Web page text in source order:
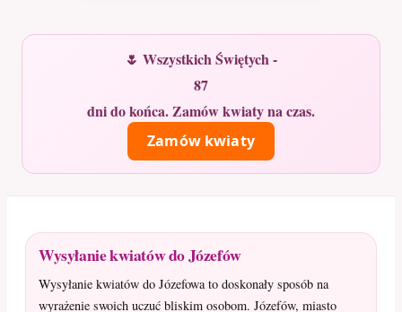
🌷 Wszystkich Świętych -
87
dni do końca. Zamów kwiaty na czas.
Zamów kwiaty
Wysyłanie kwiatów do Józefów
Wysyłanie kwiatów do Józefowa to doskonały sposób na
wyrażenie swoich uczuć bliskim osobom. Józefów, miasto